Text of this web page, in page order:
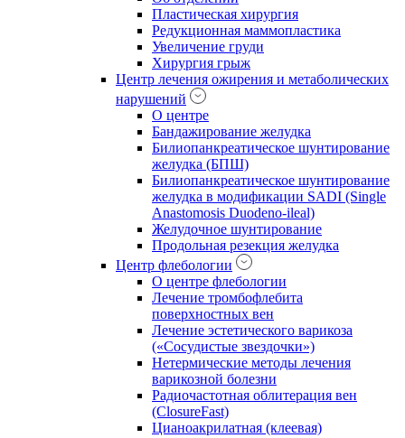
Пластическая хирургия
Редукционная маммопластика
Увеличение груди
Хирургия грыж
Центр лечения ожирения и метаболических
нарушений
О центре
Бандажирование желудка
Билиопанкреатическое шунтирование
желудка (БПШ)
Билиопанкреатическое шунтирование
желудка в модификации SADI (Single
Anastomosis Duodeno-ileal)
Желудочное шунтирование
Продольная резекция желудка
Центр флебологии
О центре флебологии
Лечение тромбофлебита
поверхностных вен
Лечение эстетического варикоза
(«Сосудистые звездочки»)
Нетермические методы лечения
варикозной болезни
Радиочастотная облитерация вен
(ClosureFast)
Цианоакрилатная (клеевая)